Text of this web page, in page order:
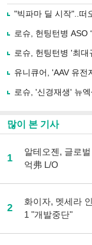
"빅파마 딜 시작"..떠
로슈, 헌팅턴병 ASO
로슈, 헌팅턴병 '최
유니큐어, 'AAV 유
로슈, '신경재생' 뉴
많이 본 기사
1
알테오젠, 글로
억弗 L/O
2
화이자, 멧세라
1 "개발중단"